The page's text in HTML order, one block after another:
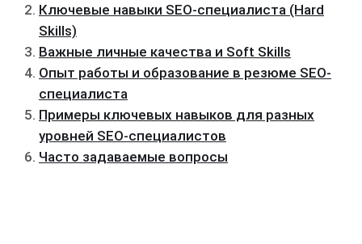
Ключевые навыки SEO-специалиста (Hard
Skills)
Важные личные качества и Soft Skills
Опыт работы и образование в резюме SEO-
специалиста
Примеры ключевых навыков для разных
уровней SEO-специалистов
Часто задаваемые вопросы